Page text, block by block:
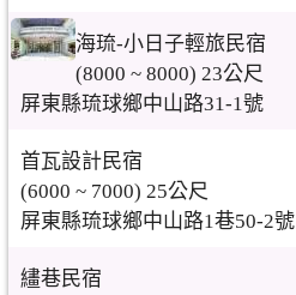
海琉-小日子輕旅民宿
(8000 ~ 8000) 23公尺
屏東縣琉球鄉中山路31-1號
首瓦設計民宿
(6000 ~ 7000) 25公尺
屏東縣琉球鄉中山路1巷50-2號
繣巷民宿